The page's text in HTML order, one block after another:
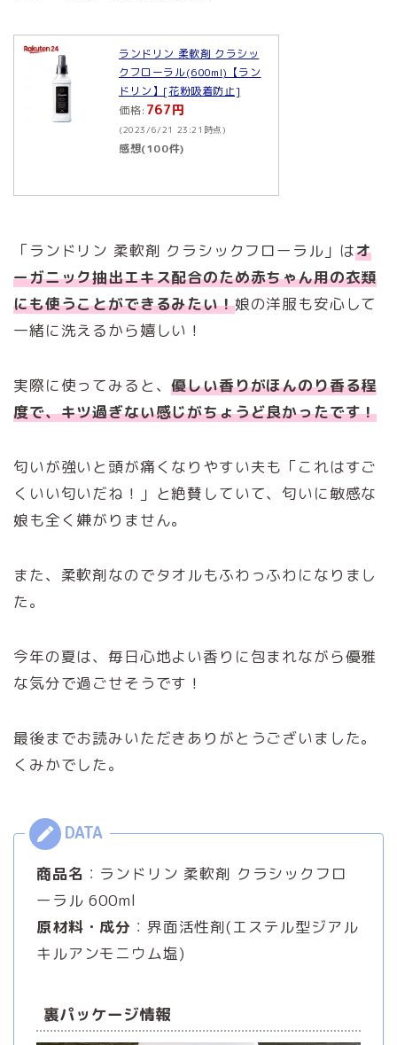
ランドリン 柔軟剤 クラシッ
クフローラル(600ml)【ラン
ドリン】[花粉吸着防止]
価格: 767円
(2023/6/21 23:21時点)
感想(100件)
「ランドリン 柔軟剤 クラシックフローラル」はオ
ーガニック抽出エキス配合のため赤ちゃん用の衣類
にも使うことができるみたい！娘の洋服も安心して
一緒に洗えるから嬉しい！
実際に使ってみると、優しい香りがほんのり香る程
度で、キツ過ぎない感じがちょうど良かったです！
匂いが強いと頭が痛くなりやすい夫も「これはすご
くいい匂いだね！」と絶賛していて、匂いに敏感な
娘も全く嫌がりません。
また、柔軟剤なのでタオルもふわっふわになりまし
た。
今年の夏は、毎日心地よい香りに包まれながら優雅
な気分で過ごせそうです！
最後までお読みいただきありがとうございました。
くみかでした。
商品名 ：ランドリン 柔軟剤 クラシックフロ
ーラル 600ml
原材料・成分 ：界面活性剤(エステル型ジアル
キルアンモニウム塩)
裏パッケージ情報